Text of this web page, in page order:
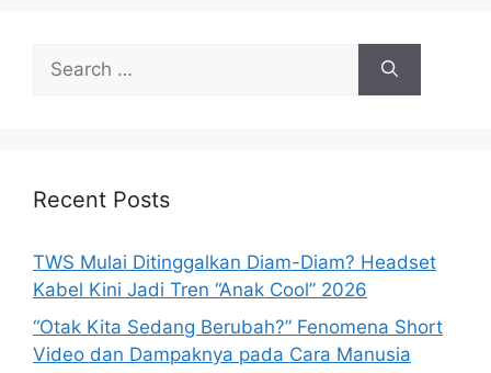
h
r
:
Recent Posts
TWS Mulai Ditinggalkan Diam-Diam? Headset
Kabel Kini Jadi Tren “Anak Cool” 2026
“Otak Kita Sedang Berubah?” Fenomena Short
Video dan Dampaknya pada Cara Manusia